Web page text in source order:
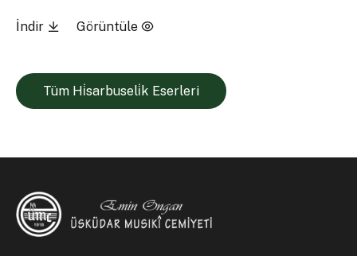
İndir Görüntüle
Tüm Hi̇sarbuseli̇k Eserleri